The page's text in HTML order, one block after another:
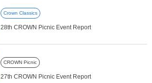
Crown Classics
28th CROWN Picnic Event Report
CROWN Picnic
27th CROWN Picnic Event Report